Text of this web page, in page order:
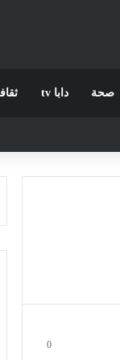
صحة دابا tv
0